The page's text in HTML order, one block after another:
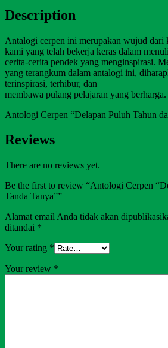
Description
Antalogi cerpen ini merupakan wujud dari
kami yang telah bekerja keras dalam
cerita-cerita pendek yang menginspirasi.
yang terangkum dalam antalogi ini,
terinspirasi, terhibur, dan
membawa pulang pelajaran yang berharga.
Antologi Cerpen “Delapan Puluh Tahun
Reviews
There are no reviews yet.
Be the first to review “Antologi Cerpen
Tanda Tanya””
Alamat email Anda tidak akan
ditandai *
Your rating *
Your review *